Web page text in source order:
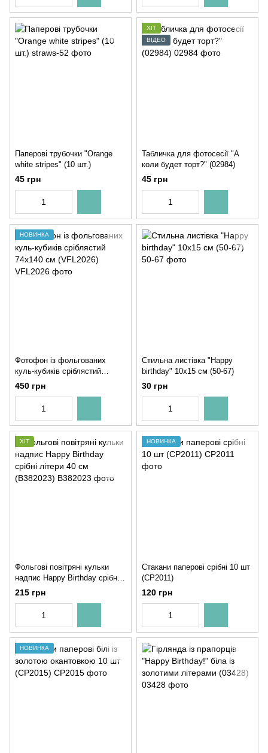
Паперові трубочки "Orange
white stripes" (10 шт.)
45 грн
ХІТ
ВІДЕО
Табличка для фотосесії "А
коли будет торт?" (02984)
45 грн
НОВИНКА
Фотофон із фольгованих
куль-кубиків сріблястий
450 грн
Стильна листівка "Happy
birthday" 10x15 см (50-67)
30 грн
ХІТ
Фольгові повітряні кульки
надпис Happy Birthday срібні
літери 40 см (B382023)
215 грн
НОВИНКА
Стакани паперові срібні 10 шт
(CP2011)
120 грн
НОВИНКА